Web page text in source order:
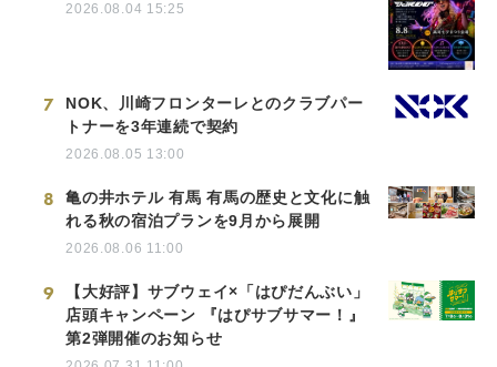
2026.08.04 15:25
7
NOK、川崎フロンターレとのクラブパー
トナーを3年連続で契約
2026.08.05 13:00
8
亀の井ホテル 有馬 有馬の歴史と文化に触
れる秋の宿泊プランを9月から展開
2026.08.06 11:00
9
【大好評】サブウェイ×「はぴだんぶい」
店頭キャンペーン 『はぴサブサマー！』
第2弾開催のお知らせ